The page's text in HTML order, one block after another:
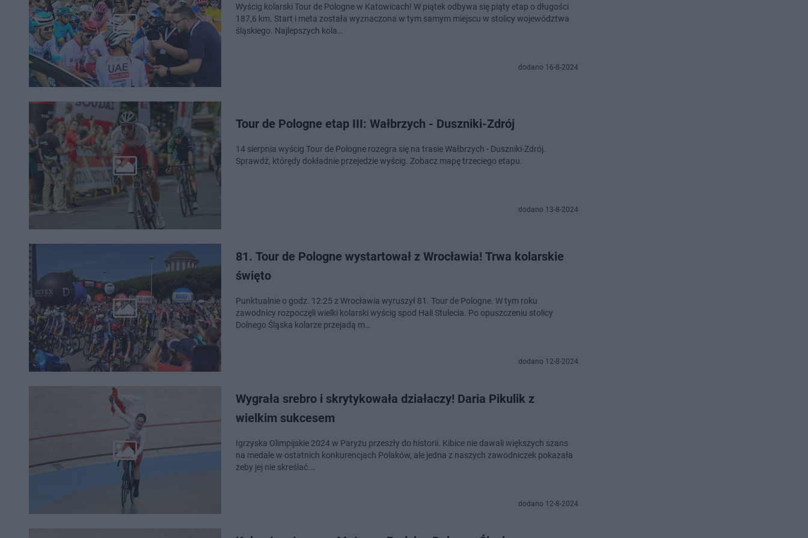
Wyścig kolarski Tour de Pologne w Katowicach! W piątek odbywa się piąty etap o długości
187,6 km. Start i meta została wyznaczona w tym samym miejscu w stolicy województwa
śląskiego. Najlepszych kola…
dodano 16-8-2024
Tour de Pologne etap III: Wałbrzych - Duszniki-Zdrój
14 sierpnia wyścig Tour de Pologne rozegra się na trasie Wałbrzych - Duszniki-Zdrój.
Sprawdź, którędy dokładnie przejedzie wyścig. Zobacz mapę trzeciego etapu.
dodano 13-8-2024
81. Tour de Pologne wystartował z Wrocławia! Trwa kolarskie
święto
Punktualnie o godz. 12:25 z Wrocławia wyruszył 81. Tour de Pologne. W tym roku
zawodnicy rozpoczęli wielki kolarski wyścig spod Hali Stulecia. Po opuszczeniu stolicy
Dolnego Śląska kolarze przejadą m…
dodano 12-8-2024
Wygrała srebro i skrytykowała działaczy! Daria Pikulik z
wielkim sukcesem
Igrzyska Olimpijskie 2024 w Paryżu przeszły do historii. Kibice nie dawali większych szans
na medale w ostatnich konkurencjach Polaków, ale jedna z naszych zawodniczek pokazała
żeby jej nie skreślać.…
dodano 12-8-2024